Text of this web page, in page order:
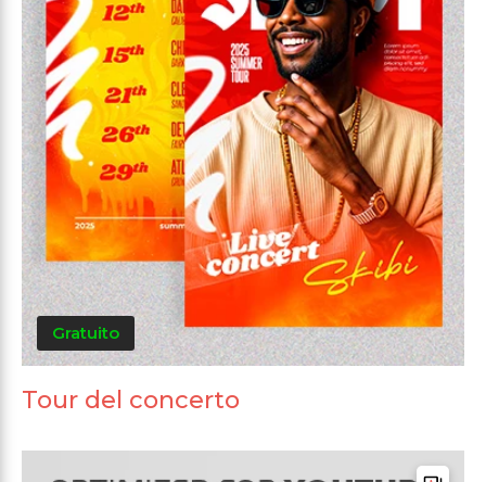
Gratuito
Tour del concerto